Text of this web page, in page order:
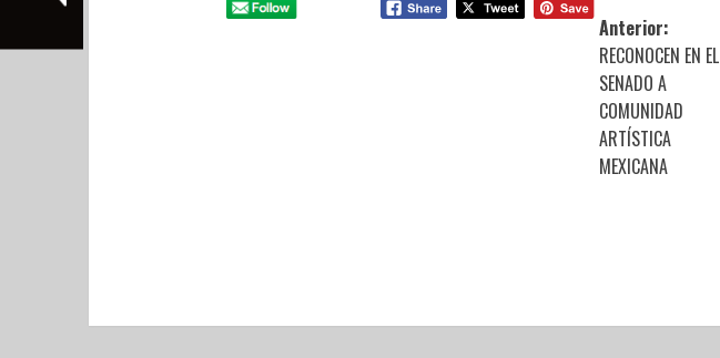
Anterior:
RECONOCEN EN EL
SENADO A
COMUNIDAD
ARTÍSTICA
MEXICANA